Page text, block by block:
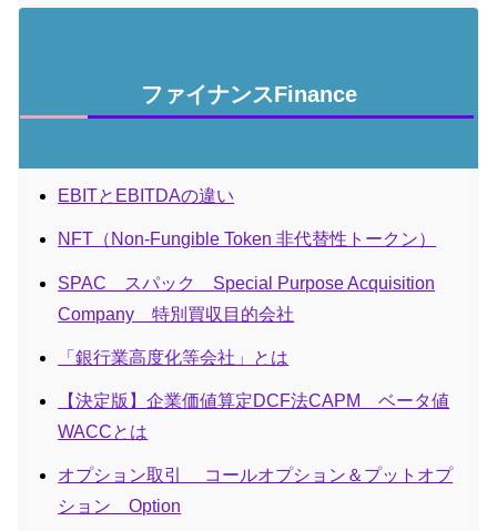
ファイナンスFinance
EBITとEBITDAの違い
NFT（Non-Fungible Token 非代替性トークン）
SPAC スパック Special Purpose Acquisition
Company 特別買収目的会社
「銀行業高度化等会社」とは
【決定版】企業価値算定DCF法CAPM ベータ値
WACCとは
オプション取引 コールオプション＆プットオプ
ション Option